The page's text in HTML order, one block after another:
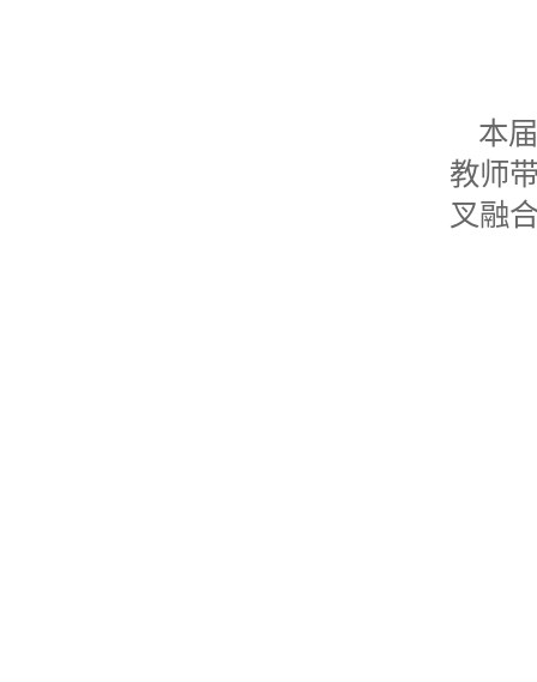
本
教师
叉融